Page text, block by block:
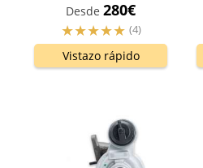
Desde 280€
(4)
Vistazo rápido